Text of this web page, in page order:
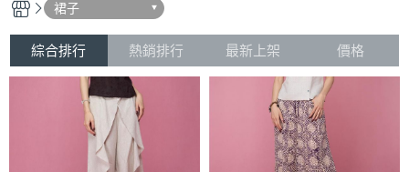
裙子
綜合排行 熱銷排行 最新上架 價格